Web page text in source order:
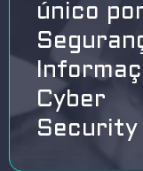
único
Cyber
Security